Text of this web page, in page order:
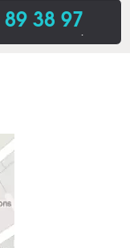
38 97.